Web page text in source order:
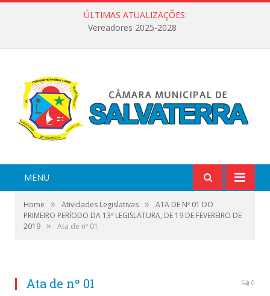
ÚLTIMAS ATUALIZAÇÕES:
Vereadores 2025-2028
MENU
Home » Atividades Legislativas »
ATA DE Nº 01 DO
PRIMEIRO PERÍODO DA 13ª LEGISLATURA, DE 19 DE FEVEREIRO DE
2019 » Ata de nº 01
Ata de nº 01 0